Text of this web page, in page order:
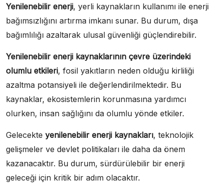
Yenilenebilir enerji, yerli kaynakların kullanımı ile enerji
bağımsızlığını artırma imkanı sunar. Bu durum, dışa
bağımlılığı azaltarak ulusal güvenliği güçlendirebilir.
Yenilenebilir enerji kaynaklarının çevre üzerindeki
olumlu etkileri, fosil yakıtların neden olduğu kirliliği
azaltma potansiyeli ile değerlendirilmektedir. Bu
kaynaklar, ekosistemlerin korunmasına yardımcı
olurken, insan sağlığını da olumlu yönde etkiler.
Gelecekte yenilenebilir enerji kaynakları, teknolojik
gelişmeler ve devlet politikaları ile daha da önem
kazanacaktır. Bu durum, sürdürülebilir bir enerji
geleceği için kritik bir adım olacaktır.